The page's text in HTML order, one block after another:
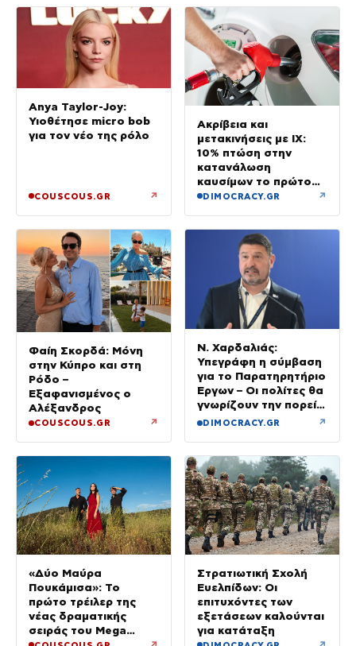
Anya Taylor-Joy:
Υιοθέτησε micro bob
για τον νέο της ρόλο
COUSCOUS.GR ↗
Ακρίβεια και
μετακινήσεις με ΙΧ:
10% πτώση στην
κατανάλωση
καυσίμων το πρώτο
εξάμηνο του έτους
DIMOCRACY.GR ↗
Φαίη Σκορδά: Μόνη
στην Κύπρο και στη
Ρόδο –
Εξαφανισμένος ο
Αλέξανδρος
COUSCOUS.GR ↗
Ν. Χαρδαλιάς:
Υπεγράφη η σύμβαση
για το Παρατηρητήριο
Έργων – Οι πολίτες θα
γνωρίζουν την πορεία
κάθε έργου στην
DIMOCRACY.GR ↗
«Δύο Μαύρα
Πουκάμισα»: Το
πρώτο τρέιλερ της
νέας δραματικής
σειράς του Mega
Στρατιωτική Σχολή
Ευελπίδων: Οι
επιτυχόντες των
εξετάσεων καλούνται
για κατάταξη